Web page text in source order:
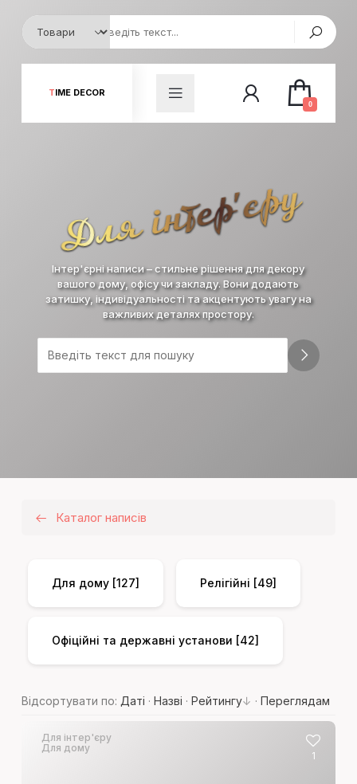
TIME DECOR
0
Для інтер'єру
Інтер'єрні написи – стильне рішення для декору
вашого дому, офісу чи закладу. Вони додають
затишку, індивідуальності та акцентують увагу на
важливих деталях простору.
Каталог написів
Для дому [127] Релігійні [49]
Офіційні та державні установи [42]
Відсортувати по: Даті · Назві · Рейтингу · Переглядам
Для інтер'єру
Для дому
1